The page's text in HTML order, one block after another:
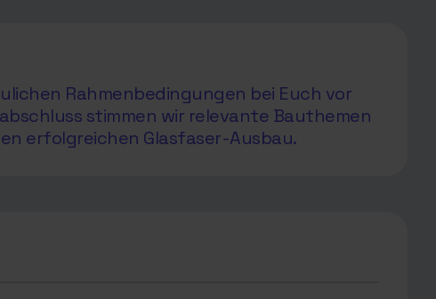
Rahmenbedingungen bei Euch vor
stimmen wir relevante Bauthemen
erfolgreichen Glasfaser-Ausbau.